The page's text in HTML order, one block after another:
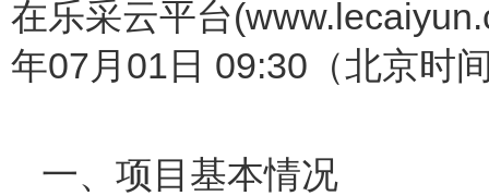
在乐采云平台
年07月01日 09:30（
一、项目